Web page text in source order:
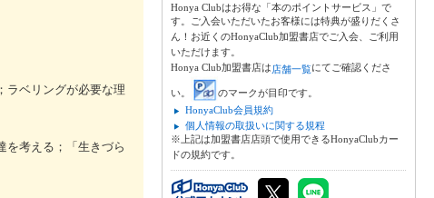
ラベリングが必要な理
考える；「生きづら
Honya Clubはお得な「本のポイントサービス」で
す。ご入会いただいたお客様には特典が盛りだくさ
ん！お近くのHonyaClub加盟書店でご入会、ご利用
いただけます。
Honya Club加盟書店は店舗一覧にてご確認くださ
い。
のマークが目印です。
HonyaClub会員規約
個人情報の取扱いに関する規程
※上記は加盟書店店頭で使用できるHonyaClubカー
ドの規約です。